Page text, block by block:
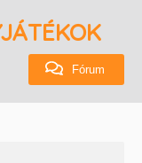
Fórum